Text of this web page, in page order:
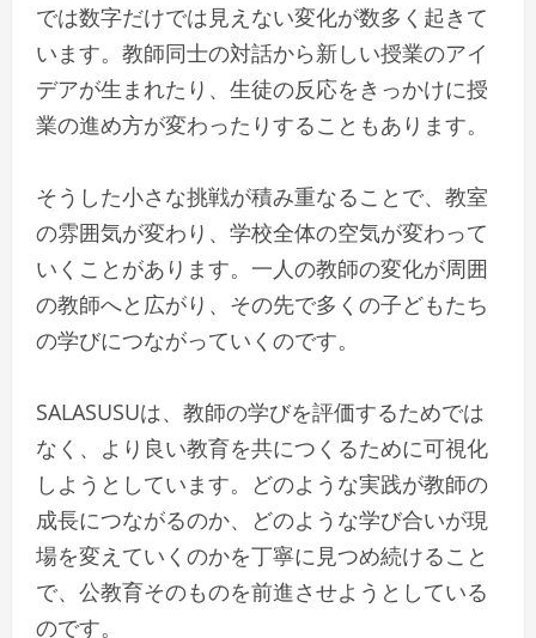
では数字だけでは見えない変化が数多く起きて
います。教師同士の対話から新しい授業のアイ
デアが生まれたり、生徒の反応をきっかけに授
業の進め方が変わったりすることもあります。
そうした小さな挑戦が積み重なることで、教室
の雰囲気が変わり、学校全体の空気が変わって
いくことがあります。一人の教師の変化が周囲
の教師へと広がり、その先で多くの子どもたち
の学びにつながっていくのです。
SALASUSUは、教師の学びを評価するためでは
なく、より良い教育を共につくるために可視化
しようとしています。どのような実践が教師の
成長につながるのか、どのような学び合いが現
場を変えていくのかを丁寧に見つめ続けること
で、公教育そのものを前進させようとしている
のです。